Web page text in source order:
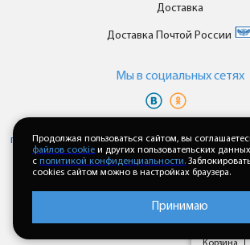
Доставка
Доставка Почтой России
Мы в cоциальных сетях
персональных данныхипользовательского
когда оставляете свои данные в любой форме
сайте enkor24.ru
Продолжая пользоваться сайтом, вы
файлов cookie и других пользовательских
с политикой конфиденциальности.
cookies сайтом можно в настройках браузера.
Принимаю